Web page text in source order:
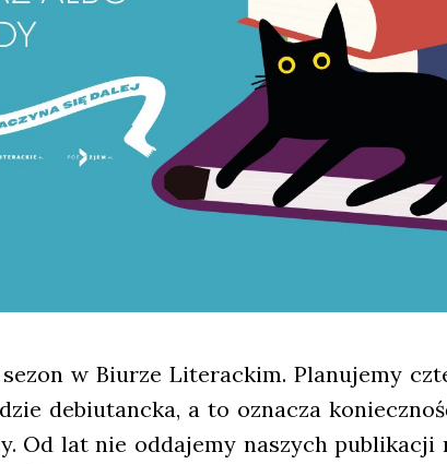
w Biu­rze Lite­rac­kim. Pla­nu­je­my
debiu­tanc­ka, a to ozna­cza
Od lat nie odda­je­my naszych publi­ka­cji